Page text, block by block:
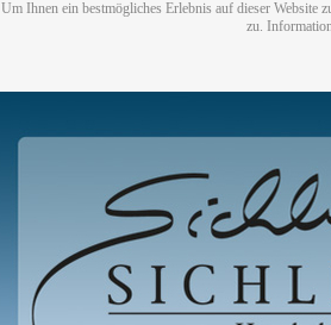
Um Ihnen ein bestmögliches Erlebnis auf dieser
zu.